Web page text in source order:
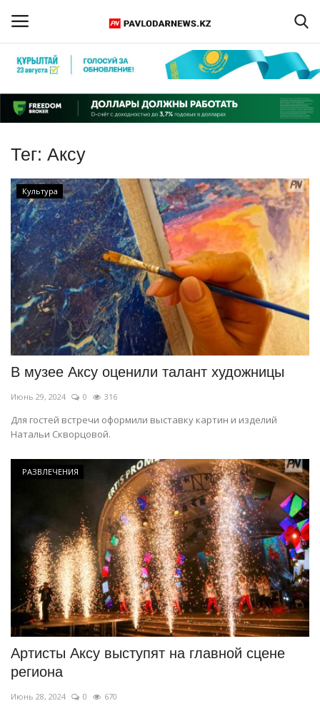
Регистрация
Главная
Обратная связь
ПАВЛОДАРСКАЯ ОБЛАСТЬ
КАЗАХСТАН
МИР
СПЕЦПРОЕКТЫ
СПОРТ
Чек-лист
РАЗВЛЕЧЕНИЯ
Қазақша Русский
Тег: Аксу
Культура
В музее Аксу оценили талант художницы
Июнь 29, 2024 0 316
Для гостей встречи оформили выставку картин и изделий
Натальи Скворцовой.
РАЗВЛЕЧЕНИЯ
Артисты Аксу выступят на главной сцене
региона
Июнь 28, 2024 0 670